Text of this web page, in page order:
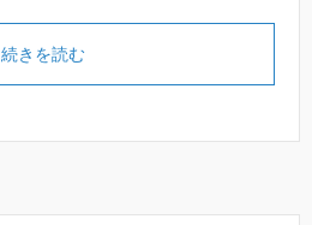
続きを読む